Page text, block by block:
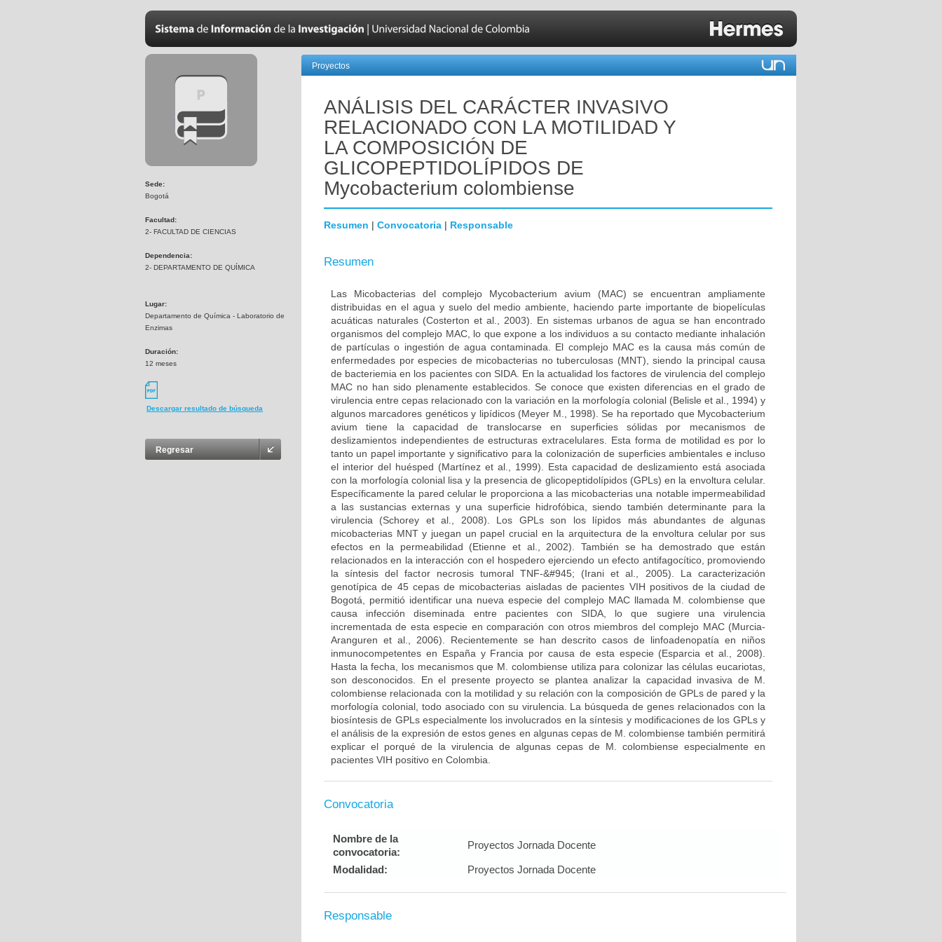
Sede:
Bogotá
Facultad:
2- FACULTAD DE CIENCIAS
Dependencia:
2- DEPARTAMENTO DE QUÍMICA
Lugar:
Departamento de Química - Laboratorio de
Enzimas
Duración:
12 meses
Descargar resultado de búsqueda
Regresar
Proyectos
ANÁLISIS DEL CARÁCTER INVASIVO
RELACIONADO CON LA MOTILIDAD Y
LA COMPOSICIÓN DE
GLICOPEPTIDOLÍPIDOS DE
Mycobacterium colombiense
Resumen | Convocatoria | Responsable
Resumen
Las Micobacterias del complejo Mycobacterium avium (MAC) se encuentran ampliamente
distribuidas en el agua y suelo del medio ambiente, haciendo parte importante de biopelículas
acuáticas naturales (Costerton et al., 2003). En sistemas urbanos de agua se han encontrado
organismos del complejo MAC, lo que expone a los individuos a su contacto mediante inhalación
de partículas o ingestión de agua contaminada. El complejo MAC es la causa más común de
enfermedades por especies de micobacterias no tuberculosas (MNT), siendo la principal causa
de bacteriemia en los pacientes con SIDA. En la actualidad los factores de virulencia del complejo
MAC no han sido plenamente establecidos. Se conoce que existen diferencias en el grado de
virulencia entre cepas relacionado con la variación en la morfología colonial (Belisle et al., 1994) y
algunos marcadores genéticos y lipídicos (Meyer M., 1998). Se ha reportado que Mycobacterium
avium tiene la capacidad de translocarse en superficies sólidas por mecanismos de
deslizamientos independientes de estructuras extracelulares. Esta forma de motilidad es por lo
tanto un papel importante y significativo para la colonización de superficies ambientales e incluso
el interior del huésped (Martínez et al., 1999). Esta capacidad de deslizamiento está asociada
con la morfología colonial lisa y la presencia de glicopeptidolípidos (GPLs) en la envoltura celular.
Específicamente la pared celular le proporciona a las micobacterias una notable impermeabilidad
a las sustancias externas y una superficie hidrofóbica, siendo también determinante para la
virulencia (Schorey et al., 2008). Los GPLs son los lípidos más abundantes de algunas
micobacterias MNT y juegan un papel crucial en la arquitectura de la envoltura celular por sus
efectos en la permeabilidad (Etienne et al., 2002). También se ha demostrado que están
relacionados en la interacción con el hospedero ejerciendo un efecto antifagocítico, promoviendo
la síntesis del factor necrosis tumoral TNF-&#945; (Irani et al., 2005). La caracterización
genotípica de 45 cepas de micobacterias aisladas de pacientes VIH positivos de la ciudad de
Bogotá, permitió identificar una nueva especie del complejo MAC llamada M. colombiense que
causa infección diseminada entre pacientes con SIDA, lo que sugiere una virulencia
incrementada de esta especie en comparación con otros miembros del complejo MAC (Murcia-
Aranguren et al., 2006). Recientemente se han descrito casos de linfoadenopatía en niños
inmunocompetentes en España y Francia por causa de esta especie (Esparcia et al., 2008).
Hasta la fecha, los mecanismos que M. colombiense utiliza para colonizar las células eucariotas,
son desconocidos. En el presente proyecto se plantea analizar la capacidad invasiva de M.
colombiense relacionada con la motilidad y su relación con la composición de GPLs de pared y la
morfología colonial, todo asociado con su virulencia. La búsqueda de genes relacionados con la
biosíntesis de GPLs especialmente los involucrados en la síntesis y modificaciones de los GPLs y
el análisis de la expresión de estos genes en algunas cepas de M. colombiense también permitirá
explicar el porqué de la virulencia de algunas cepas de M. colombiense especialmente en
pacientes VIH positivo en Colombia.
Convocatoria
Nombre de la
convocatoria:
Proyectos Jornada Docente
Modalidad: Proyectos Jornada Docente
Responsable